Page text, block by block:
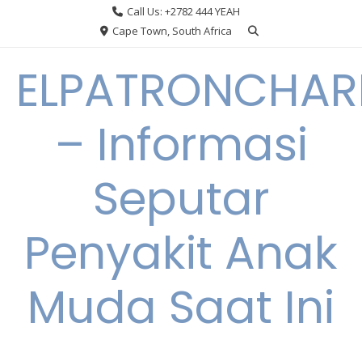
Call Us: +2782 444 YEAH
Cape Town, South Africa
– Informasi
Seputar
Penyakit Anak
Muda Saat Ini